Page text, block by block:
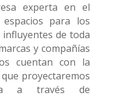
experta en el
para los
de toda
y compañías
cuentan con la
proyectaremos
a través de